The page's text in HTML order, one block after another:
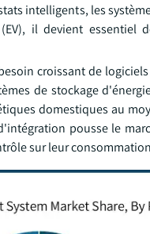
intelligents, les
il devient
croissant de
de stockage
domestiques au
pousse le
sur leur